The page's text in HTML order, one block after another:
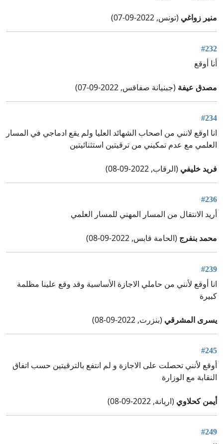
منير زواغي (تونس, 2022-09-07)
#232
أنا أوقع
مصدق عيفة (جبنيانة صفاقس, 2022-09-07)
#234
انا اوقع لانني من اصحاب الشهائد العليا ولم يقع ادماجي في المسار
العلمي مع عدم تمكيني من ترقيتين استثنائيتين
فريد خليفي (الرقاب, 2022-09-08)
#236
أريد الانتقال من المسار المهني للمسار العلمي
محمد بنفرج (الحامة قابس, 2022-09-08)
#239
انا أوقع لأنني من حاملي الاجازة الأساسية وقد وقع علينا مظلمة
كبيرة
يسرى المشرقي (بنزرت, 2022-09-08)
#245
أوقع لأنني تحصلت على الاجازة و لم انتفع بالترقيتين حسب اتفاق
النقابة مع الوزارة
أيمن كحلاوي (اريانة, 2022-09-08)
#249